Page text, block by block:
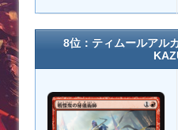
8位：ティムールアル